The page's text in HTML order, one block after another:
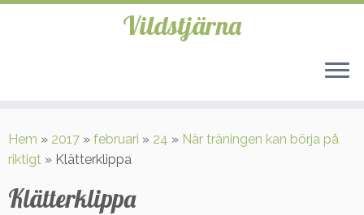
till
innehåll
Vildstjärna
Hem » 2017 » februari » 24 » När träningen kan börja på
riktigt » Klätterklippa
Klätterklippa